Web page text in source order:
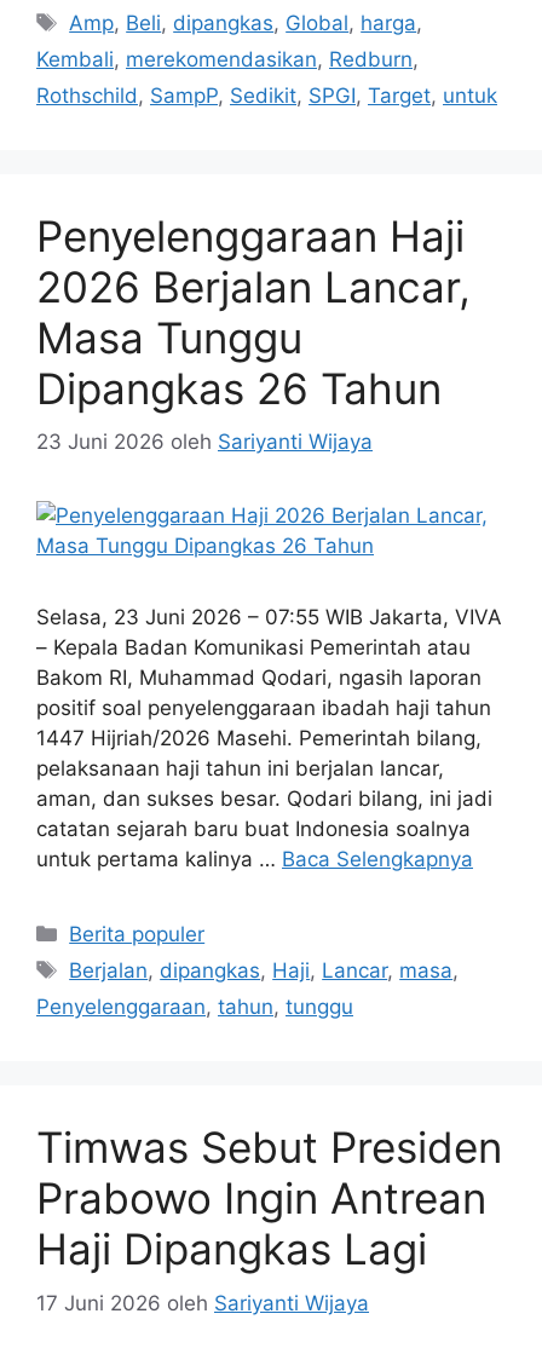
Tag
Amp, Beli, dipangkas, Global, harga,
Kembali, merekomendasikan, Redburn,
Rothschild , SampP, Sedikit, SPGI, Target, untuk
Penyelenggaraan Haji
2026 Berjalan Lancar,
Masa Tunggu
Dipangkas 26 Tahun
23 Juni 2026 oleh Sariyanti Wijaya
Selasa, 23 Juni 2026 – 07:55 WIB Jakarta, VIVA
– Kepala Badan Komunikasi Pemerintah atau
Bakom RI, Muhammad Qodari, ngasih laporan
positif soal penyelenggaraan ibadah haji tahun
1447 Hijriah/2026 Masehi. Pemerintah bilang,
pelaksanaan haji tahun ini berjalan lancar,
aman, dan sukses besar. Qodari bilang, ini jadi
catatan sejarah baru buat Indonesia soalnya
untuk pertama kalinya … Baca Selengkapnya
Kategori
Berita populer
Tag
Berjalan, dipangkas, Haji, Lancar, masa,
Penyelenggaraan, tahun, tunggu
Timwas Sebut Presiden
Prabowo Ingin Antrean
Haji Dipangkas Lagi
17 Juni 2026 oleh Sariyanti Wijaya